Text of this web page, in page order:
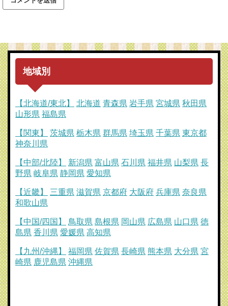
地域別
【北海道/東北】 北海道 青森県 岩手県 宮城県 秋田県
山形県 福島県
【関東】 茨城県 栃木県 群馬県 埼玉県 千葉県 東京都
神奈川県
【中部/北陸】 新潟県 富山県 石川県 福井県 山梨県 長
野県 岐阜県 静岡県 愛知県
【近畿】 三重県 滋賀県 京都府 大阪府 兵庫県 奈良県
和歌山県
【中国/四国】 鳥取県 島根県 岡山県 広島県 山口県 徳
島県 香川県 愛媛県 高知県
【九州/沖縄】 福岡県 佐賀県 長崎県 熊本県 大分県 宮
崎県 鹿児島県 沖縄県